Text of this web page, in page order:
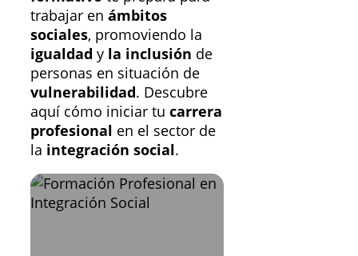
trabajar en ámbitos
sociales, promoviendo la
igualdad y la inclusión de
personas en situación de
vulnerabilidad. Descubre
aquí cómo iniciar tu carrera
profesional en el sector de
la integración social.